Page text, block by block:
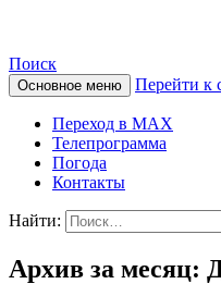
«ВЕСТИ»)
Поиск
Основное меню Перейти к
Переход в MAX
Телепрограмма
Погода
Контакты
Найти:
Архив за месяц: